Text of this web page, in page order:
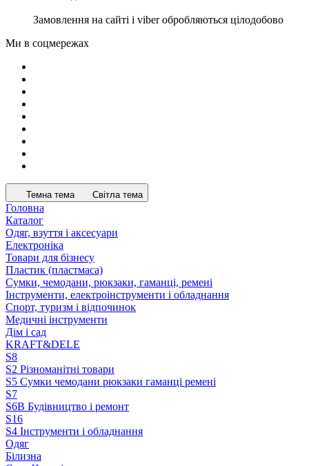
Замовлення на сайті і viber обробляються цілодобово
Ми в соцмережах
Темна тема Світла тема
Головна
Каталог
Одяг, взуття і аксесуари
Електроніка
Товари для бізнесу
Пластик (пластмаса)
Сумки, чемодани, рюкзаки, гаманці, ремені
Інструменти, електроінструменти і обладнання
Спорт, туризм і відпочинок
Медичні інструменти
Дім і сад
KRAFT&DELE
S8
S2 Різноманітні товари
S5 Сумки чемодани рюкзаки гаманці ремені
S7
S6B Будівництво і ремонт
S16
S4 Інструменти і обладнання
Одяг
Білизна